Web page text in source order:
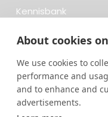
About cookies
We use cookies to
performance and
and to enhance and
advertisements.
Kennisbank
Beoordelingen
Meteen